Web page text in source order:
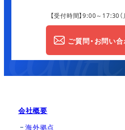
【受付時間】9:00～17:30
ご質問・お問い
会社概要
海外拠点